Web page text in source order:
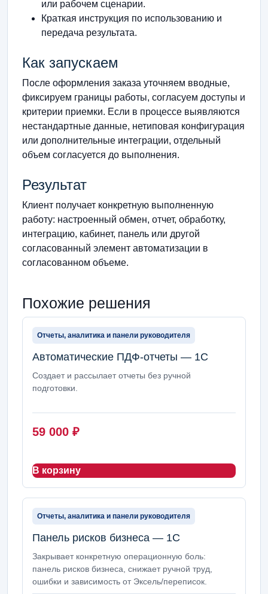
или рабочем сценарии.
Краткая инструкция по использованию и
передача результата.
Как запускаем
После оформления заказа уточняем вводные,
фиксируем границы работы, согласуем доступы и
критерии приемки. Если в процессе выявляются
нестандартные данные, нетиповая конфигурация
или дополнительные интеграции, отдельный
объем согласуется до выполнения.
Результат
Клиент получает конкретную выполненную
работу: настроенный обмен, отчет, обработку,
интеграцию, кабинет, панель или другой
согласованный элемент автоматизации в
согласованном объеме.
Похожие решения
Отчеты, аналитика и панели руководителя
Автоматические ПДФ-отчеты — 1С
Создает и рассылает отчеты без ручной
подготовки.
59 000 ₽
В корзину
Отчеты, аналитика и панели руководителя
Панель рисков бизнеса — 1С
Закрывает конкретную операционную боль:
панель рисков бизнеса, снижает ручной труд,
ошибки и зависимость от Эксель/переписок.